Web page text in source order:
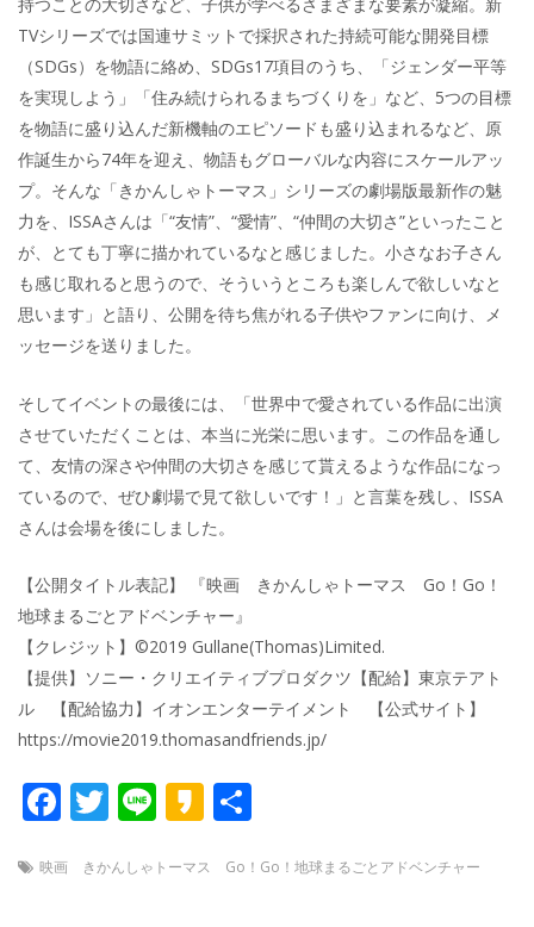
TVシリーズでは国連サミットで採択された持続可能な開発目標
（SDGs）を物語に絡め、SDGs17項目のうち、「ジェンダー平等
を実現しよう」「住み続けられるまちづくりを」など、5つの目標
を物語に盛り込んだ新機軸のエピソードも盛り込まれるなど、原
作誕生から74年を迎え、物語もグローバルな内容にスケールアッ
プ。そんな「きかんしゃトーマス」シリーズの劇場版最新作の魅
力を、ISSAさんは「“友情”、“愛情”、“仲間の大切さ”といったこと
が、とても丁寧に描かれているなと感じました。小さなお子さん
も感じ取れると思うので、そういうところも楽しんで欲しいなと
思います」と語り、公開を待ち焦がれる子供やファンに向け、メ
ッセージを送りました。
そしてイベントの最後には、「世界中で愛されている作品に出演
させていただくことは、本当に光栄に思います。この作品を通し
て、友情の深さや仲間の大切さを感じて貰えるような作品になっ
ているので、ぜひ劇場で見て欲しいです！」と言葉を残し、ISSA
さんは会場を後にしました。
【公開タイトル表記】 『映画 きかんしゃトーマス Go！Go！
地球まるごとアドベンチャー』
【クレジット】©2019 Gullane(Thomas)Limited.
【提供】ソニー・クリエイティブプロダクツ【配給】東京テアト
ル 【配給協力】イオンエンターテイメント 【公式サイト】
https://movie2019.thomasandfriends.jp/
F
e
T
itt
Li
e
K
k
映画 きかんしゃトーマス Go！Go！地球まるごとアドベンチャー